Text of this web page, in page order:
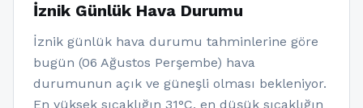
İznik Günlük Hava Durumu
İznik günlük hava durumu tahminlerine göre
bugün (06 Ağustos Perşembe) hava
durumunun açık ve güneşli olması bekleniyor.
En yüksek sıcaklığın 31°C, en düşük sıcaklığın